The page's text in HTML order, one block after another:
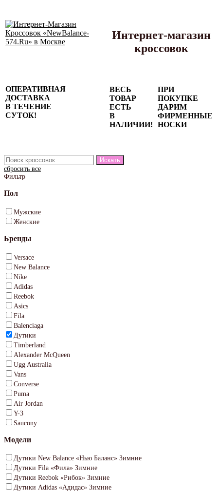
Интернет-магазин
кроссовок
ОПЕРАТИВНАЯ
ДОСТАВКА
В ТЕЧЕНИЕ
СУТОК!
ВЕСЬ
ТОВАР
ЕСТЬ
В
НАЛИЧИИ!
ПРИ
ПОКУПКЕ
ДАРИМ
ФИРМЕННЫЕ
НОСКИ
сбросить все
Фильтр
Пол
Мужские
Женские
Бренды
Versace
New Balance
Nike
Adidas
Reebok
Asics
Fila
Balenciaga
Дутики
Timberland
Alexander McQueen
Ugg Australia
Vans
Converse
Puma
Air Jordan
Y-3
Saucony
Модели
Дутики New Balance «Нью Баланс» Зимние
Дутики Fila «Фила» Зимние
Дутики Reebok «Рибок» Зимние
Дутики Adidas «Адидас» Зимние